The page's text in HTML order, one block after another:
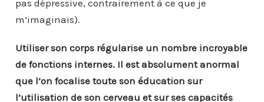
pas dépressive, contrairement à ce que je
m’imaginais).
Utiliser son corps régularise un nombre incroyable
de fonctions internes. Il est absolument anormal
que l’on focalise toute son éducation sur
l’utilisation de son cerveau et sur ses capacités